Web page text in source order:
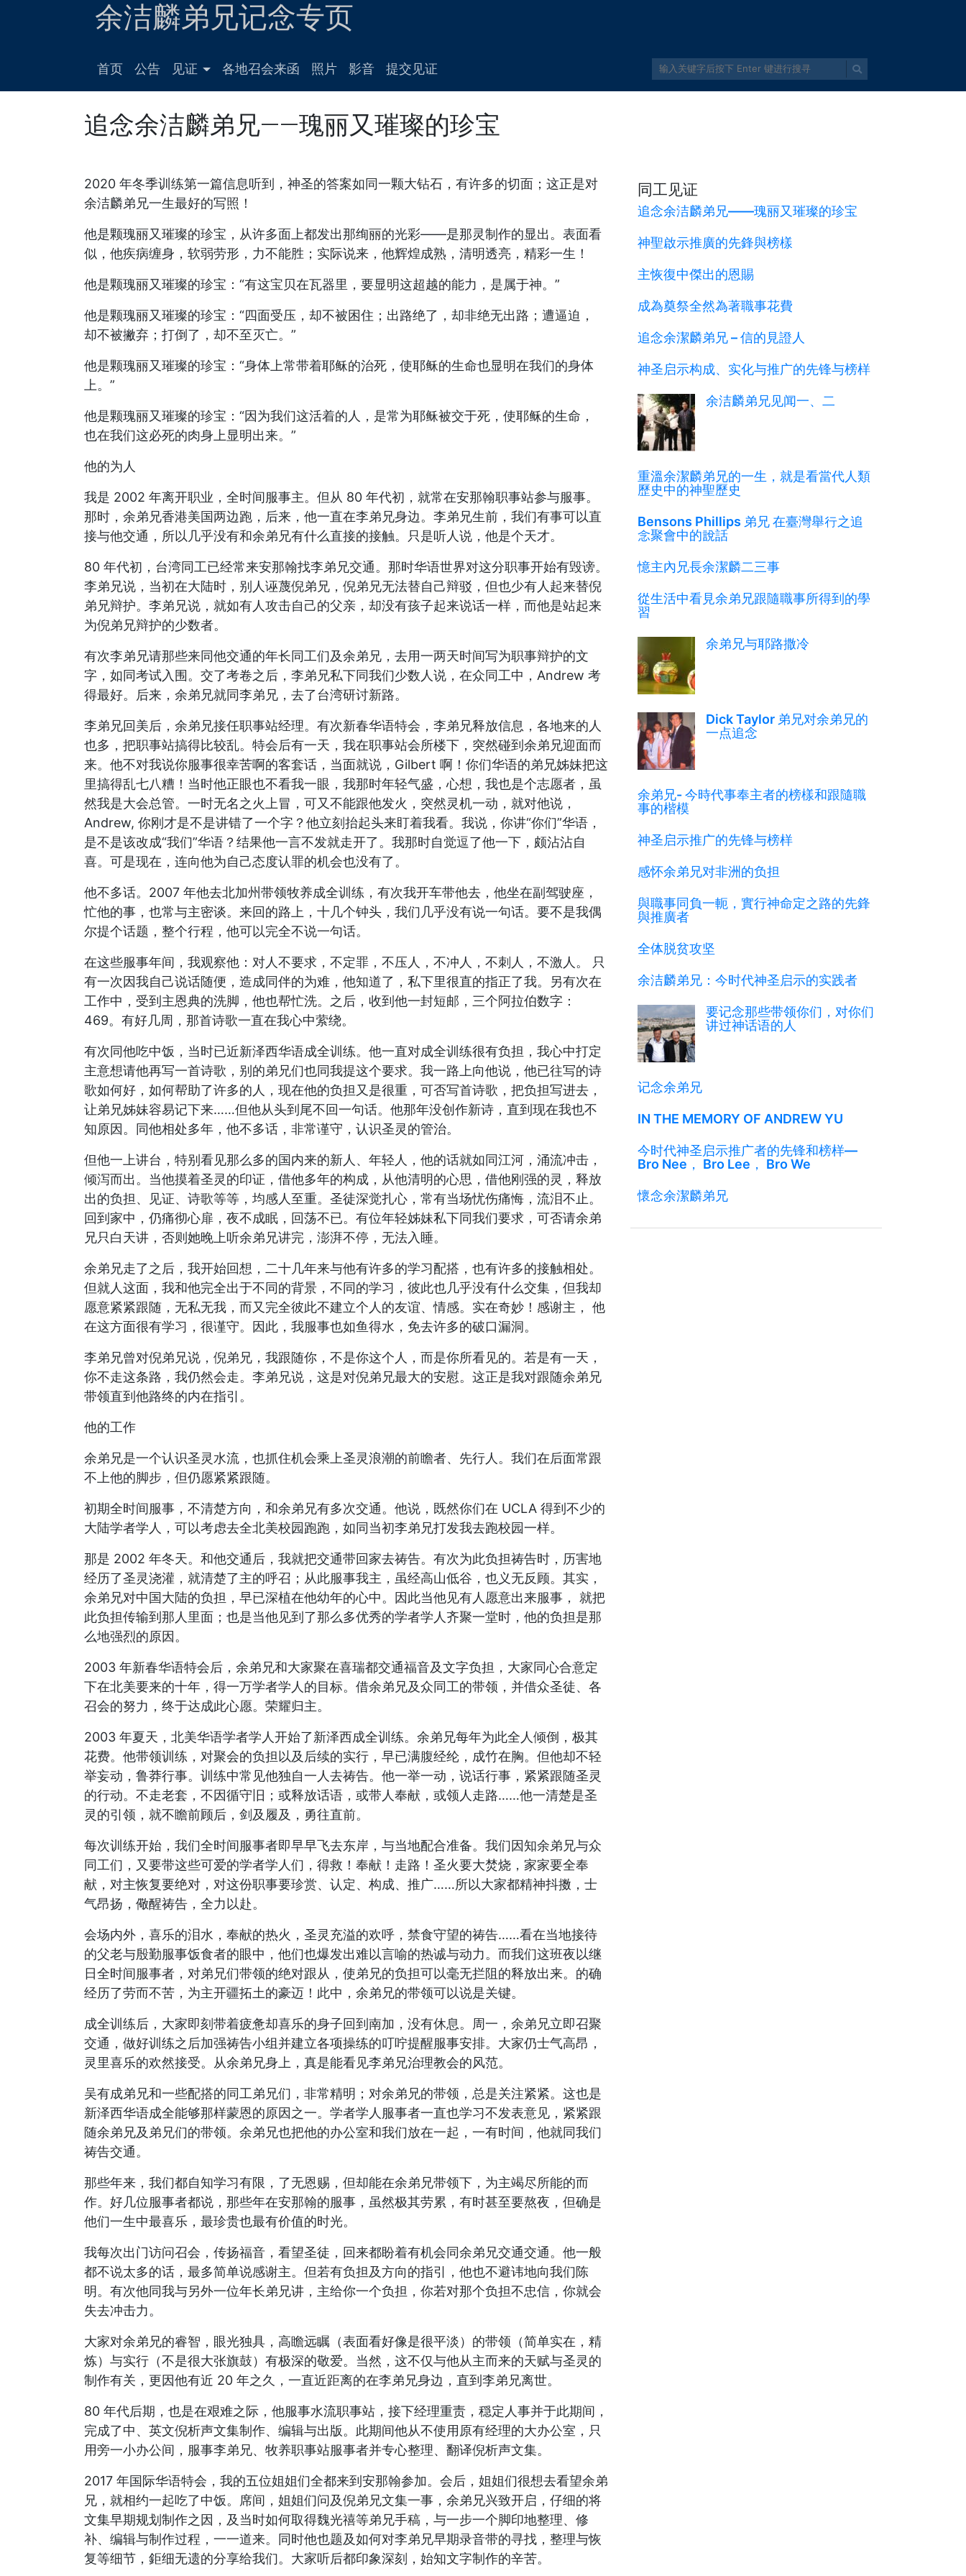
余洁麟弟兄记念专页
首页 公告 见证 各地召会来函 照片 影音 提交见证
追念余洁麟弟兄——瑰丽又璀璨的珍宝
2020 年冬季训练第一篇信息听到，神圣的答案如同一颗大钻石，有许多的切面；这正是对
余洁麟弟兄一生最好的写照！
他是颗瑰丽又璀璨的珍宝，从许多面上都发出那绚丽的光彩——是那灵制作的显出。表面看
似，他疾病缠身，软弱劳形，力不能胜；实际说来，他辉煌成熟，清明透亮，精彩一生！
他是颗瑰丽又璀璨的珍宝：“有这宝贝在瓦器里，要显明这超越的能力，是属于神。”
他是颗瑰丽又璀璨的珍宝：“四面受压，却不被困住；出路绝了，却非绝无出路；遭逼迫，
却不被撇弃；打倒了，却不至灭亡。”
他是颗瑰丽又璀璨的珍宝：“身体上常带着耶稣的治死，使耶稣的生命也显明在我们的身体
上。”
他是颗瑰丽又璀璨的珍宝：“因为我们这活着的人，是常为耶稣被交于死，使耶稣的生命，
也在我们这必死的肉身上显明出来。”
他的为人
我是 2002 年离开职业，全时间服事主。但从 80 年代初，就常在安那翰职事站参与服事。
那时，余弟兄香港美国两边跑，后来，他一直在李弟兄身边。李弟兄生前，我们有事可以直
接与他交通，所以几乎没有和余弟兄有什么直接的接触。只是听人说，他是个天才。
80 年代初，台湾同工已经常来安那翰找李弟兄交通。那时华语世界对这分职事开始有毁谤。
李弟兄说，当初在大陆时，别人诬蔑倪弟兄，倪弟兄无法替自己辩驳，但也少有人起来替倪
弟兄辩护。李弟兄说，就如有人攻击自己的父亲，却没有孩子起来说话一样，而他是站起来
为倪弟兄辩护的少数者。
有次李弟兄请那些来同他交通的年长同工们及余弟兄，去用一两天时间写为职事辩护的文
字，如同考试入围。交了考卷之后，李弟兄私下同我们少数人说，在众同工中，Andrew 考
得最好。后来，余弟兄就同李弟兄，去了台湾研讨新路。
李弟兄回美后，余弟兄接任职事站经理。有次新春华语特会，李弟兄释放信息，各地来的人
也多，把职事站搞得比较乱。特会后有一天，我在职事站会所楼下，突然碰到余弟兄迎面而
来。他不对我说你服事很幸苦啊的客套话，当面就说，Gilbert 啊！你们华语的弟兄姊妹把这
里搞得乱七八糟！当时他正眼也不看我一眼，我那时年轻气盛，心想，我也是个志愿者，虽
然我是大会总管。一时无名之火上冒，可又不能跟他发火，突然灵机一动，就对他说，
Andrew, 你刚才是不是讲错了一个字？他立刻抬起头来盯着我看。我说，你讲“你们”华语，
是不是该改成“我们”华语？结果他一言不发就走开了。我那时自觉逗了他一下，颇沾沾自
喜。可是现在，连向他为自己态度认罪的机会也没有了。
他不多话。2007 年他去北加州带领牧养成全训练，有次我开车带他去，他坐在副驾驶座，
忙他的事，也常与主密谈。来回的路上，十几个钟头，我们几乎没有说一句话。要不是我偶
尔提个话题，整个行程，他可以完全不说一句话。
在这些服事年间，我观察他：对人不要求，不定罪，不压人，不冲人，不刺人，不激人。 只
有一次因我自己说话随便，造成同伴的为难，他知道了，私下里很直的指正了我。另有次在
工作中，受到主恩典的洗脚，他也帮忙洗。之后，收到他一封短邮，三个阿拉伯数字：
469。有好几周，那首诗歌一直在我心中萦绕。
有次同他吃中饭，当时已近新泽西华语成全训练。他一直对成全训练很有负担，我心中打定
主意想请他再写一首诗歌，别的弟兄们也同我提这个要求。我一路上向他说，他已往写的诗
歌如何好，如何帮助了许多的人，现在他的负担又是很重，可否写首诗歌，把负担写进去，
让弟兄姊妹容易记下来……但他从头到尾不回一句话。他那年没创作新诗，直到现在我也不
知原因。同他相处多年，他不多话，非常谨守，认识圣灵的管治。
但他一上讲台，特别看见那么多的国内来的新人、年轻人，他的话就如同江河，涌流冲击，
倾泻而出。当他摸着圣灵的印证，借他多年的构成，从他清明的心思，借他刚强的灵，释放
出的负担、见证、诗歌等等，均感人至重。圣徒深觉扎心，常有当场忧伤痛悔，流泪不止。
回到家中，仍痛彻心扉，夜不成眠，回荡不已。有位年轻姊妹私下同我们要求，可否请余弟
兄只白天讲，否则她晚上听余弟兄讲完，澎湃不停，无法入睡。
余弟兄走了之后，我开始回想，二十几年来与他有许多的学习配搭，也有许多的接触相处。
但就人这面，我和他完全出于不同的背景，不同的学习，彼此也几乎没有什么交集，但我却
愿意紧紧跟随，无私无我，而又完全彼此不建立个人的友谊、情感。实在奇妙！感谢主， 他
在这方面很有学习，很谨守。因此，我服事也如鱼得水，免去许多的破口漏洞。
李弟兄曾对倪弟兄说，倪弟兄，我跟随你，不是你这个人，而是你所看见的。若是有一天，
你不走这条路，我仍然会走。李弟兄说，这是对倪弟兄最大的安慰。这正是我对跟随余弟兄
带领直到他路终的内在指引。
他的工作
余弟兄是一个认识圣灵水流，也抓住机会乘上圣灵浪潮的前瞻者、先行人。我们在后面常跟
不上他的脚步，但仍愿紧紧跟随。
初期全时间服事，不清楚方向，和余弟兄有多次交通。他说，既然你们在 UCLA 得到不少的
大陆学者学人，可以考虑去全北美校园跑跑，如同当初李弟兄打发我去跑校园一样。
那是 2002 年冬天。和他交通后，我就把交通带回家去祷告。有次为此负担祷告时，历害地
经历了圣灵浇灌，就清楚了主的呼召；从此服事我主，虽经高山低谷，也义无反顾。其实，
余弟兄对中国大陆的负担，早已深植在他幼年的心中。因此当他见有人愿意出来服事， 就把
此负担传输到那人里面；也是当他见到了那么多优秀的学者学人齐聚一堂时，他的负担是那
么地强烈的原因。
2003 年新春华语特会后，余弟兄和大家聚在喜瑞都交通福音及文字负担，大家同心合意定
下在北美要来的十年，得一万学者学人的目标。借余弟兄及众同工的带领，并借众圣徒、各
召会的努力，终于达成此心愿。荣耀归主。
2003 年夏天，北美华语学者学人开始了新泽西成全训练。余弟兄每年为此全人倾倒，极其
花费。他带领训练，对聚会的负担以及后续的实行，早已满腹经纶，成竹在胸。但他却不轻
举妄动，鲁莽行事。训练中常见他独自一人去祷告。他一举一动，说话行事，紧紧跟随圣灵
的行动。不走老套，不因循守旧；或释放话语，或带人奉献，或领人走路……他一清楚是圣
灵的引领，就不瞻前顾后，剑及履及，勇往直前。
每次训练开始，我们全时间服事者即早早飞去东岸，与当地配合准备。我们因知余弟兄与众
同工们，又要带这些可爱的学者学人们，得救！奉献！走路！圣火要大焚烧，家家要全奉
献，对主恢复要绝对，对这份职事要珍赏、认定、构成、推广……所以大家都精神抖擞，士
气昂扬，儆醒祷告，全力以赴。
会场内外，喜乐的泪水，奉献的热火，圣灵充溢的欢呼，禁食守望的祷告……看在当地接待
的父老与殷勤服事饭食者的眼中，他们也爆发出难以言喻的热诚与动力。而我们这班夜以继
日全时间服事者，对弟兄们带领的绝对跟从，使弟兄的负担可以毫无拦阻的释放出来。的确
经历了劳而不苦，为主开疆拓土的豪迈！此中，余弟兄的带领可以说是关键。
成全训练后，大家即刻带着疲惫却喜乐的身子回到南加，没有休息。周一，余弟兄立即召聚
交通，做好训练之后加强祷告小组并建立各项操练的叮咛提醒服事安排。大家仍士气高昂，
灵里喜乐的欢然接受。从余弟兄身上，真是能看见李弟兄治理教会的风范。
吴有成弟兄和一些配搭的同工弟兄们，非常精明；对余弟兄的带领，总是关注紧紧。这也是
新泽西华语成全能够那样蒙恩的原因之一。学者学人服事者一直也学习不发表意见，紧紧跟
随余弟兄及弟兄们的带领。余弟兄也把他的办公室和我们放在一起，一有时间，他就同我们
祷告交通。
那些年来，我们都自知学习有限，了无恩赐，但却能在余弟兄带领下，为主竭尽所能的而
作。好几位服事者都说，那些年在安那翰的服事，虽然极其劳累，有时甚至要熬夜，但确是
他们一生中最喜乐，最珍贵也最有价值的时光。
我每次出门访问召会，传扬福音，看望圣徒，回来都盼着有机会同余弟兄交通交通。他一般
都不说太多的话，最多简单说感谢主。但若有负担及方向的指引，他也不避讳地向我们陈
明。有次他同我与另外一位年长弟兄讲，主给你一个负担，你若对那个负担不忠信，你就会
失去冲击力。
大家对余弟兄的睿智，眼光独具，高瞻远瞩（表面看好像是很平淡）的带领（简单实在，精
炼）与实行（不是很大张旗鼓）有极深的敬爱。当然，这不仅与他从主而来的天赋与圣灵的
制作有关，更因他有近 20 年之久，一直近距离的在李弟兄身边，直到李弟兄离世。
80 年代后期，也是在艰难之际，他服事水流职事站，接下经理重责，穏定人事并于此期间，
完成了中、英文倪析声文集制作、编辑与出版。此期间他从不使用原有经理的大办公室，只
用旁一小办公间，服事李弟兄、牧养职事站服事者并专心整理、翻译倪析声文集。
2017 年国际华语特会，我的五位姐姐们全都来到安那翰参加。会后，姐姐们很想去看望余弟
兄，就相约一起吃了中饭。席间，姐姐们问及倪弟兄文集一事，余弟兄兴致开启，仔细的将
文集早期规划制作之因，及当时如何取得魏光禧等弟兄手稿，与一步一个脚印地整理、修
补、编辑与制作过程，一一道来。同时他也题及如何对李弟兄早期录音带的寻找，整理与恢
复等细节，鉅细无遗的分享给我们。大家听后都印象深刻，始知文字制作的辛苦。
同工见证
追念余洁麟弟兄——瑰丽又璀璨的珍宝
神聖啟示推廣的先鋒與榜樣
主恢復中傑出的恩賜
成為奠祭全然為著職事花費
追念余潔麟弟兄 – 信的見證人
神圣启示构成、实化与推广的先锋与榜样
余洁麟弟兄见闻一、二
重溫余潔麟弟兄的一生，就是看當代人類
歷史中的神聖歷史
Bensons Phillips 弟兄 在臺灣舉行之追
念聚會中的說話
憶主內兄長余潔麟二三事
從生活中看見余弟兄跟隨職事所得到的學
習
余弟兄与耶路撒冷
Dick Taylor 弟兄对余弟兄的
一点追念
余弟兄- 今時代事奉主者的榜樣和跟隨職
事的楷模
神圣启示推广的先锋与榜样
感怀余弟兄对非洲的负担
與職事同負一軛，實行神命定之路的先鋒
與推廣者
全体脱贫攻坚
余洁麟弟兄：今时代神圣启示的实践者
要记念那些带领你们，对你们
讲过神话语的人
记念余弟兄
IN THE MEMORY OF ANDREW YU
今时代神圣启示推广者的先锋和榜样—
Bro Nee， Bro Lee， Bro We
懷念余潔麟弟兄